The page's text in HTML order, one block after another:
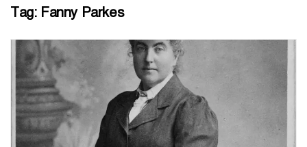
Tag: Fanny Parkes